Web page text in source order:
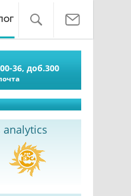
36, доб.300
analytics